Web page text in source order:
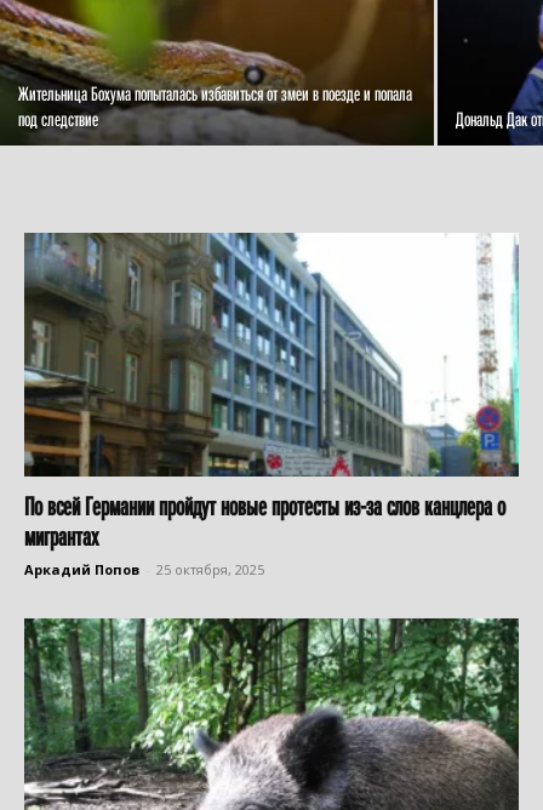
Жительница Бохума попыталась избавиться от змеи в поезде и попала
под следствие
Дональд Дак
По всей Германии пройдут новые протесты из-за слов канцлера о
мигрантах
Аркадий Попов 25 октября, 2025